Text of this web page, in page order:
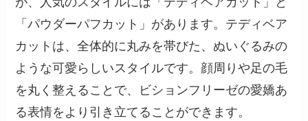
「パウダーパフカット」があります。テディベア
カットは、全体的に丸みを帯びた、ぬいぐるみの
ような可愛らしいスタイルです。顔周りや足の毛
を丸く整えることで、ビションフリーゼの愛嬌あ
る表情をより引き立てることができます。